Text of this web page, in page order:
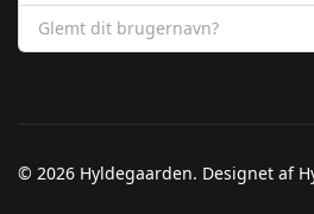
Glemt dit brugernavn?
© 2026 Hyldegaarden. Designet af